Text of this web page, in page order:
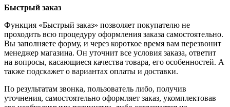
Быстрый заказ
Функция «Быстрый заказ» позволяет покупателю не
проходить всю процедуру оформления заказа самостоятельно.
Вы заполняете форму, и через короткое время вам перезвонит
менеджер магазина. Он уточнит все условия заказа, ответит
на вопросы, касающиеся качества товара, его особенностей. А
также подскажет о вариантах оплаты и доставки.
По результатам звонка, пользователь либо, получив
уточнения, самостоятельно оформляет заказ, укомплектовав